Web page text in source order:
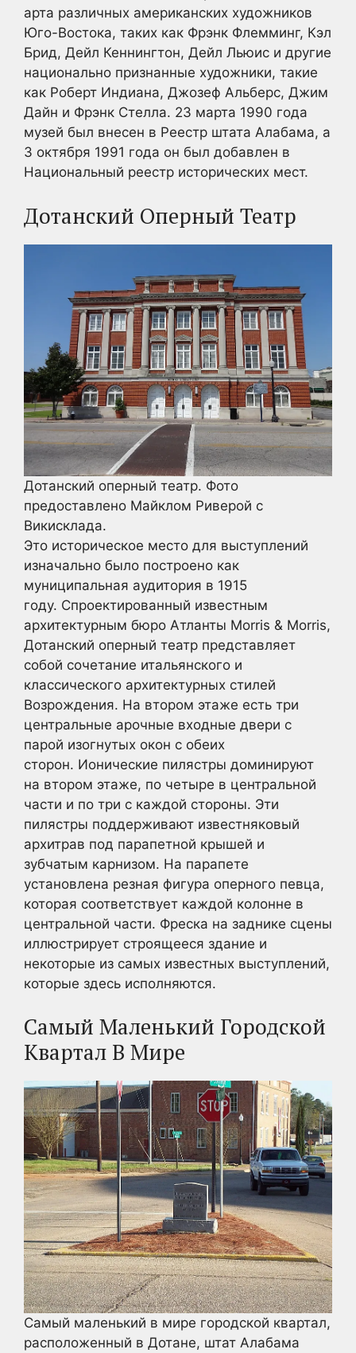
арта различных американских художников
Юго-Востока, таких как Фрэнк Флемминг, Кэл
Брид, Дейл Кеннингтон, Дейл Льюис и другие
национально признанные художники, такие
как Роберт Индиана, Джозеф Альберс, Джим
Дайн и Фрэнк Стелла. 23 марта 1990 года
музей был внесен в Реестр штата Алабама, а
3 октября 1991 года он был добавлен в
Национальный реестр исторических мест.
Дотанский Оперный Театр
Дотанский оперный театр. Фото
предоставлено Майклом Риверой с
Викисклада.
Это историческое место для выступлений
изначально было построено как
муниципальная аудитория в 1915
году. Спроектированный известным
архитектурным бюро Атланты Morris & Morris,
Дотанский оперный театр представляет
собой сочетание итальянского и
классического архитектурных стилей
Возрождения. На втором этаже есть три
центральные арочные входные двери с
парой изогнутых окон с обеих
сторон. Ионические пилястры доминируют
на втором этаже, по четыре в центральной
части и по три с каждой стороны. Эти
пилястры поддерживают известняковый
архитрав под парапетной крышей и
зубчатым карнизом. На парапете
установлена резная фигура оперного певца,
которая соответствует каждой колонне в
центральной части. Фреска на заднике сцены
иллюстрирует строящееся здание и
некоторые из самых известных выступлений,
которые здесь исполняются.
Самый Маленький Городской
Квартал В Мире
Самый маленький в мире городской квартал,
расположенный в Дотане, штат Алабама